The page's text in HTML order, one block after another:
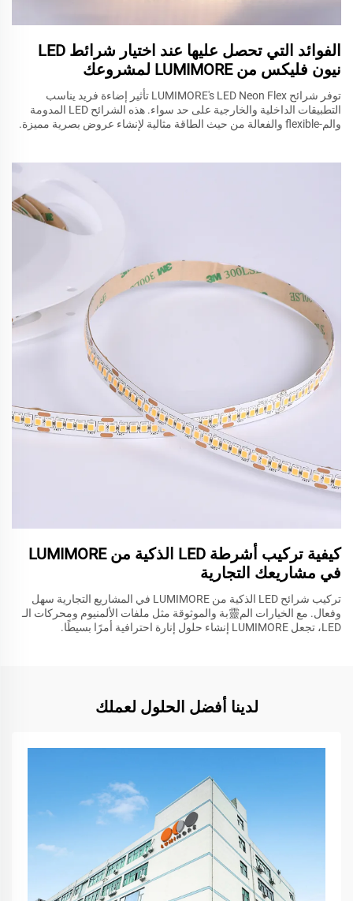
الفوائد التي تحصل عليها عند اختيار شرائط LED
نيون فليكس من LUMIMORE لمشروعك
توفر شرائح LUMIMORE's LED Neon Flex تأثير إضاءة فريد يناسب
التطبيقات الداخلية والخارجية على حد سواء. هذه الشرائح LED المدومة
والم-flexible والفعالة من حيث الطاقة مثالية لإنشاء عروض بصرية مميزة.
كيفية تركيب أشرطة LED الذكية من LUMIMORE
في مشاريعك التجارية
تركيب شرائح LED الذكية من LUMIMORE في المشاريع التجارية سهل
وفعال. مع الخيارات الم靈بة والموثوقة مثل ملفات الألمنيوم ومحركات الـ
LED، تجعل LUMIMORE إنشاء حلول إنارة احترافية أمرًا بسيطًا.
لدينا أفضل الحلول لعملك